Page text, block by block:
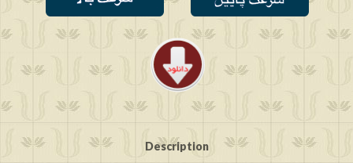
Description